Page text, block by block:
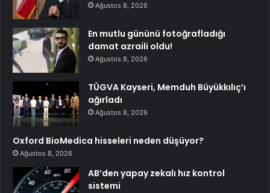
Ağustos 8, 2026
En mutlu gününü fotoğrafladığı
damat azraili oldu!
Ağustos 8, 2026
TÜGVA Kayseri, Memduh Büyükkılıç’ı
ağırladı
Ağustos 8, 2026
Oxford BioMedica hisseleri neden düşüyor?
Ağustos 8, 2026
AB’den yapay zekalı hız kontrol
sistemi